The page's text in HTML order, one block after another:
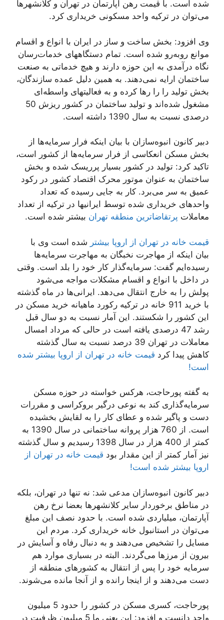
شده است. با قیمت رهن آپارتمان در تهران و کلانشهرها
می‌توان در ترکیه واحد مسکونی خریداری کرد.
وی افزود: بخش ساخت و ساز در ایران با انواع و اقسام
موانع روبه‌رو شده است. تمام دستگاههای خدمات‌رسان
نگاه درآمدی به این حوزه دارند و هیچ خدماتی به صنعت
ساختمان ارایه نمی‌دهند. به همین دلیل عمده سازندگان،
بخش تولید را را رها کرده و به فعالیتهای واسطه‌ای
مشغول شده‌اند و تولید ساختمان در کشور ریزش 50
درصدی نسبت به سال 1390 داشته است.
دبیر کانون انبوه‌سازان با بیان اینکه فرار سرمایه‌ها از
بخش مسکن انعکاسی از فرار سرمایه‌ها از کشور است،
تاکید کرد: تولید در کشور بسیار پرریسک شده و بخش
ساختمان به عنوان موتور محرک اقتصاد کشور در رکود
عمیق به سر می‌برد. کار به جایی رسیده که تعداد
واحدهای خریداری شده توسط ایرانیها در ترکیه از تعداد
معاملات پرتقاضاترین منطقه تهران بیشتر شده است.
قیمت خانه در تهران از اروپا بیشتر شده است وی با
بیان اینکه از مهاجرت نخبگان به مهاجرت سرمایه‌ها
رسیده‌ایم گفت: سرمایه‌گذار کار خود را بلد است. وقتی
در داخل با انواع و اقسام مشکلات مواجه می‌شود
پولش را به خارج انتقال می‌دهد. ایرانی‌ها در ماه گذشته
با خرید 911 خانه در ترکیه رکورد ماهیانه خرید مسکن در
این کشور را شکستند. این آمار نسبت به دو سال قبل
رشد 47 درصدی یافته است در حالی که مرداد امسال
معاملات در تهران 39 درصد نسبت به سال گذشته
کاهش پیدا کرد قیمت خانه در تهران از اروپا بیشتر شده
است!
به گفته پورحاجت، هرکس خواسته در حوزه مسکن
سرمایه‌گذاری کند به نوعی درگیر بروکراسی و مقررات
دست و پاگیر شده و عطای کار را به لقایش بخشیده
است. از 760 هزار پروانه ساختمانی در سال 1390 به
کمتر از 400 هزار در سال 1398 رسیدیم و سال گذشته
نیز آمار کمتر از این مقدار بود قیمت خانه در تهران از
اروپا بیشتر شده است!
دبیر کانون انبوه‌سازان مدعی شد: نه تنها در تهران، بلکه
در مناطق برخوردار سایر کلانشهرها بعضا نرخ رهن
آپارتمان، میلیاردی شده است. با حدود نصف این مبلغ
می‌توان در استانبول خانه خریداری کرد. مردم این
مسايل را تشخیص می‌دهند و به دنبال رفاه و آسایش در
بیرون از مرزها می‌گردند. البته در بسیاری موارد هم
سرمایه خود را پس از انتقال به کشورهای منطقه از
دست می‌دهند و از اینجا رانده و از آنجا مانده می‌شوند.
پورحاجت، کسری مسکن در کشور را حدود 5 میلیون
واحد دانست و افزود: این یعنی ما 5 میلیون ظرفیت در